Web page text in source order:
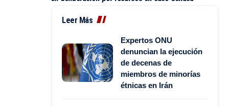
Leer Más
Expertos ONU
denuncian la ejecución
de decenas de
miembros de minorías
étnicas en Irán